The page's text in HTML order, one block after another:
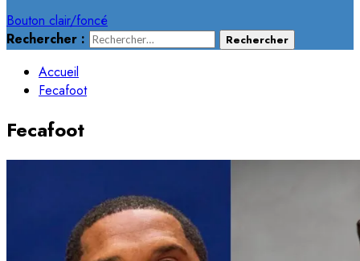
Bouton clair/foncé
Rechercher :
Accueil
Fecafoot
Fecafoot